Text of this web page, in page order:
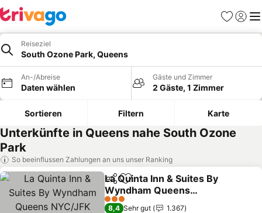
Favoriten
Reiseziel
South Ozone Park, Queens
An-/Abreise
Daten wählen
Gäste und Zimmer
2 Gäste, 1 Zimmer
Sortieren Filtern Karte
Unterkünfte in Queens nahe South Ozone
Park
So beeinflussen Zahlungen an uns unser Ranking
TeilenZu Favoriten hinzufügen
La Quinta Inn & Suites By
Wyndham Queens
NYC/JFK AirTrain
Preise sehen
3 Sterne
8,4 Sehr gut
1.367